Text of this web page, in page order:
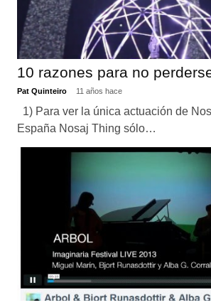
10 razones para no
Pat Quinteiro 11 años hace
1) Para ver la única actuación de
España Nosaj Thing sólo…